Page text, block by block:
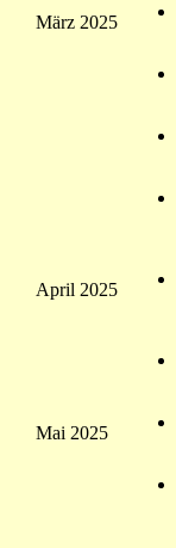
März 2025
April 2025
Mai 2025